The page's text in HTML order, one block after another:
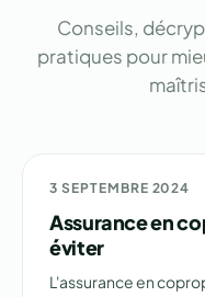
Conseils,
pratiques pour
🛡️ CONSEIL
3 SEPTEMBRE 2024
Assurance en
éviter
L'assurance en